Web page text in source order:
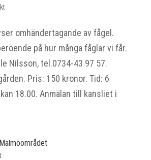
omhändertagande av fågel.
på hur många fåglar vi får.
Nilsson, tel.0734-43 97 57.
Pris: 150 kronor. Tid: 6
18.00. Anmälan till kansliet i